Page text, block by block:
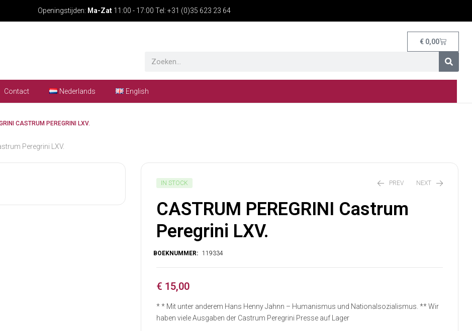
Openingstijden: Ma-Zat 11:00 - 17:00 Tel: +31 (0)35 623 23 64
€ 0,00
Contact Nederlands English
CASTRUM PEREGRINI LXV.
Peregrini LXV.
IN STOCK PREV
€ 10,00
NEXT
CASTRUM PEREGRINI Castrum
Peregrini LXV.
€ 15,00
* * Mit unter anderem Hans Henny Jahnn – Humanismus und Nationalsozialismus. ** Wir
haben viele Ausgaben der Castrum Peregrini Presse auf Lager